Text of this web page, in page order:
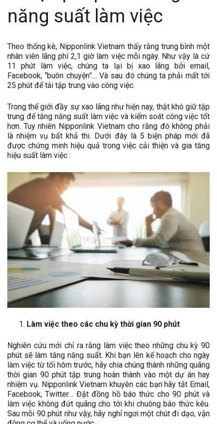
năng suất làm việc
Theo thống kê, Nipponlink Vietnam thấy rằng trung bình một
nhân viên lãng phí 2,1 giờ làm việc mỗi ngày. Như vậy là cứ
11 phút làm việc, chúng ta lại bị xao lãng bởi email,
Facebook, “buôn chuyện”… Và sau đó chúng ta phải mất tới
25 phút để tái tập trung vào công việc.
Trong thế giới đầy sự xao lãng như hiện nay, thật khó giữ tập
trung để tăng năng suất làm việc và kiểm soát công việc tốt
hơn. Tuy nhiên Nipponlink Vietnam cho rằng đó không phải
là nhiệm vụ bất khả thi. Dưới đây là 5 biện pháp mới đã
được chứng minh hiệu quả trong việc cải thiện và gia tăng
hiệu suất làm việc :
Làm việc theo các chu kỳ thời gian 90 phút
Nghiên cứu mới chỉ ra rằng làm việc theo những chu kỳ 90
phút sẽ làm tăng năng suất. Khi bạn lên kế hoạch cho ngày
làm việc từ tối hôm trước, hãy chia chúng thành những quãng
thời gian 90 phút tập trung hoàn thành vào một dự án hay
nhiệm vụ. Nipponlink Vietnam khuyên các bạn hãy tắt Email,
Facebook, Twitter… Đặt đồng hồ báo thức cho 90 phút và
làm việc không đứt quãng cho tới khi chuông báo thức kêu.
Sau mỗi 90 phút như vậy, hãy nghỉ ngơi một chút đi dạo, vận